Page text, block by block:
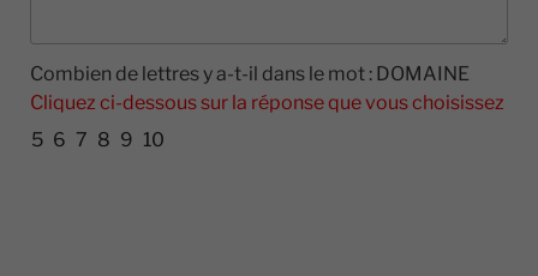
Combien de lettres y a-t-il dans le mot : DOMAINE
Cliquez ci-dessous sur la réponse que vous choisissez
5 6 7 8 9 10
améliorer la
fonctionnalité
et la structure
du site Web,